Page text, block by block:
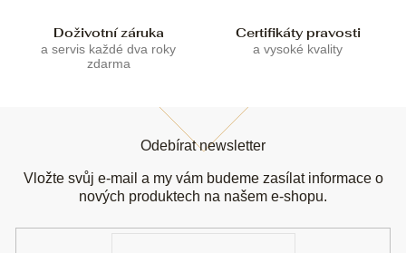
Doživotní záruka
a servis každé dva roky
zdarma
Certifikáty pravosti
a vysoké kvality
Odebírat newsletter
Vložte svůj e-mail a my vám budeme zasílat informace o
nových produktech na našem e-shopu.